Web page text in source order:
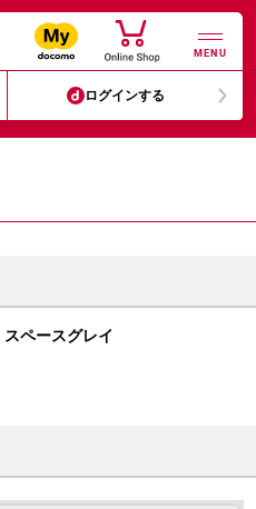
MENU
ログインする
ペースグレイ